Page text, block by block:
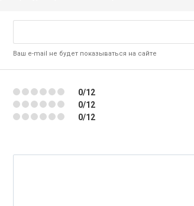
Ваш e-mail не будет показываться на сайте
0/12
0/12
0/12